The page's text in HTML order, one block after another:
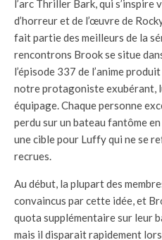
l’arc Thriller Bark, qui s’inspire
d’horreur et de l’œuvre de
fait partie des meilleurs de la
rencontrons Brook se situe
l’épisode 337 de l’anime
notre protagoniste exubérant,
équipage. Chaque personne
perdu sur un bateau fantôme
une cible pour Luffy qui ne se
recrues.
Au début, la plupart des
convaincus par cette idée, et
quota supplémentaire sur leur
mais il disparait rapidement